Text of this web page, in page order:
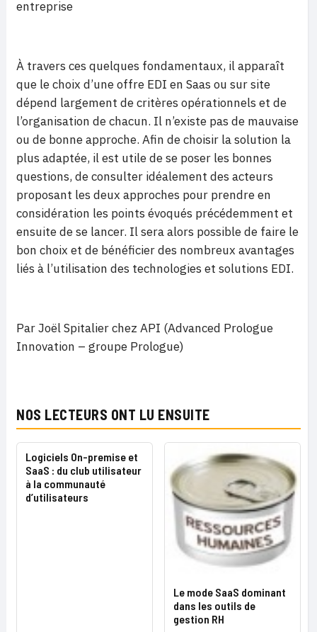
entreprise
À travers ces quelques fondamentaux, il apparaît
que le choix d’une offre EDI en Saas ou sur site
dépend largement de critères opérationnels et de
l’organisation de chacun. Il n’existe pas de mauvaise
ou de bonne approche. Afin de choisir la solution la
plus adaptée, il est utile de se poser les bonnes
questions, de consulter idéalement des acteurs
proposant les deux approches pour prendre en
considération les points évoqués précédemment et
ensuite de se lancer. Il sera alors possible de faire le
bon choix et de bénéficier des nombreux avantages
liés à l’utilisation des technologies et solutions EDI.
Par Joël Spitalier chez API (Advanced Prologue
Innovation – groupe Prologue)
NOS LECTEURS ONT LU ENSUITE
Logiciels On-premise et
SaaS : du club utilisateur
à la communauté
d’utilisateurs
Le mode SaaS dominant
dans les outils de
gestion RH